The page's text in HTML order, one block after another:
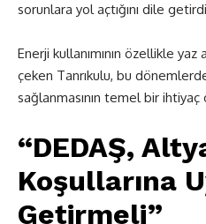
sorunlara yol açtığını dile
Enerji kullanımının özellikle yaz
çeken Tanrıkulu, bu
sağlanmasının temel bir ihtiyaç
“DEDAŞ,
Koşullarına
Getirmeli”